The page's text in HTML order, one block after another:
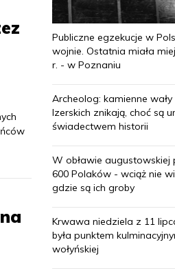
Publiczne egzekucje w
wojnie. Ostatnia miała
r. - w Poznaniu
Archeolog: kamienne
Izerskich znikają, choć są
świadectwem historii
W obławie augustowskiej
600 Polaków - wciąż nie
gdzie są ich groby
Krwawa niedziela z 11
była punktem
wołyńskiej